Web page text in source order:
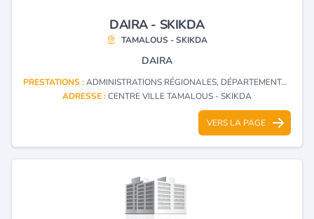
DAIRA - SKIKDA
TAMALOUS - SKIKDA
DAIRA
PRESTATIONS :ADMINISTRATIONS RÉGIONALES, DÉPARTEMENTALES ET LOCALES
ADRESSE :CENTRE VILLE TAMALOUS - SKIKDA
VERS LA PAGE